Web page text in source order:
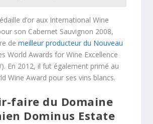
d’or aux International Wine
son Cabernet Sauvignon 2008,
demeilleur producteur du Nouveau
World Awards for Wine Excellence
En 2012, il fut également primé au
Wine Award pour ses vins blancs.
faire du Domaine
Dominus Estate